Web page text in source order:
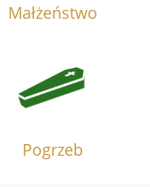
Małżeństwo
Pogrzeb